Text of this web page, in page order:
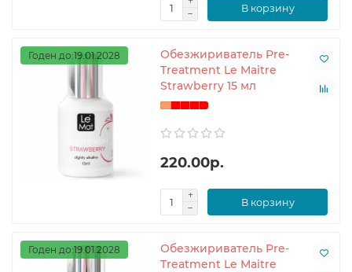
В корзину
Годен до:19.01.2028
Обезжириватель Pre-
Treatment Le Maitre
Strawberry 15 мл
220.00р.
В корзину
Годен до:19.01.2028
Обезжириватель Pre-
Treatment Le Maitre